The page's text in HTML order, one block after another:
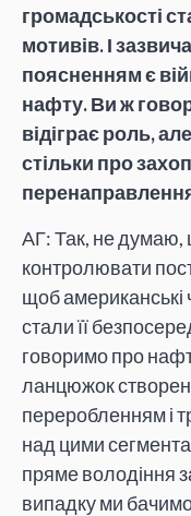
громадськості
мотивів. І
поясненням є
нафту. Ви ж
відіграє роль,
стільки про
АГ: Так, не думаю,
контролювати
щоб американські
стали її
говоримо про
ланцюжок
переробленням і
над цими
пряме володіння
випадку ми